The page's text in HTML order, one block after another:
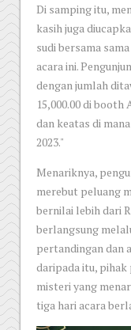
Di samping itu,
kasih juga
sudi bersama
acara ini.
dengan jumlah
15,000.00 di booth
dan keatas di
2023."
Menariknya,
merebut peluang
bernilai lebih dari
berlangsung
pertandingan dan
daripada itu, pihak
misteri yang
tiga hari acara